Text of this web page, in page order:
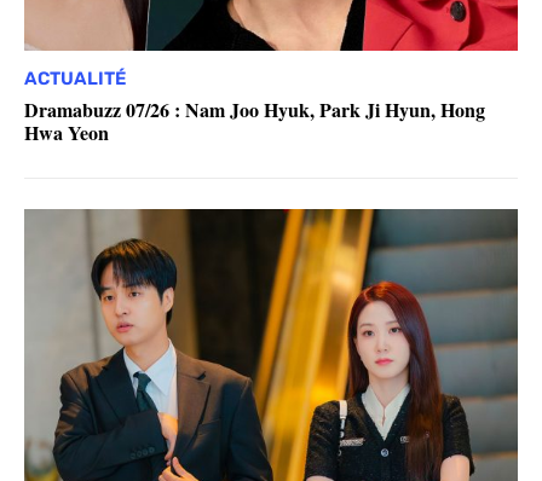
ACTUALITÉ
Dramabuzz 07/26 : Nam Joo Hyuk, Park Ji Hyun, Hong
Hwa Yeon